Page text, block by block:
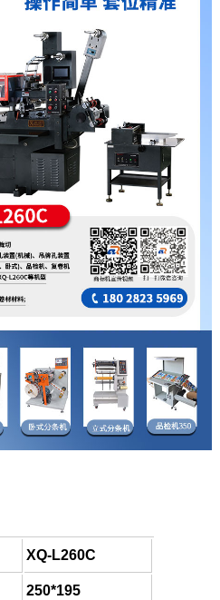
XQ-L260C
250*195